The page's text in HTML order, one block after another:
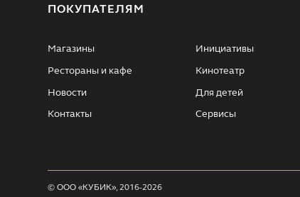
ПОКУПАТЕЛЯМ
Магазины
Рестораны и кафе
Новости
Контакты
Инициативы
Кинотеатр
Для детей
Сервисы
© ООО «КУБИК», 2016-2026